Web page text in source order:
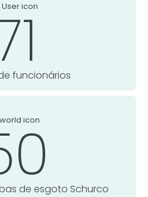
funcionários
de esgoto Schurco